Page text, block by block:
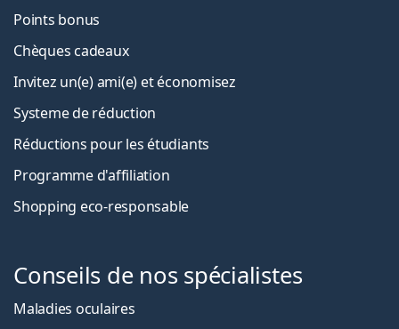
Points bonus
Chèques cadeaux
Invitez un(e) ami(e) et économisez
Systeme de réduction
Réductions pour les étudiants
Programme d'affiliation
Shopping eco-responsable
Conseils de nos spécialistes
Maladies oculaires